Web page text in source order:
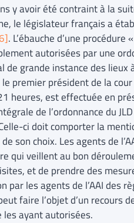
y avoir été contraint à la
le législateur français a
. L’ébauche d’une
autorisées par une
de grande instance des lieux
premier président de la
heures, est effectuée en
de l’ordonnance du
ci doit comporter la
son choix. Les agents de
qui veillent au bon
et de prendre des
par les agents de l’AAI des
faire l’objet d’un recours
les ayant autorisées.